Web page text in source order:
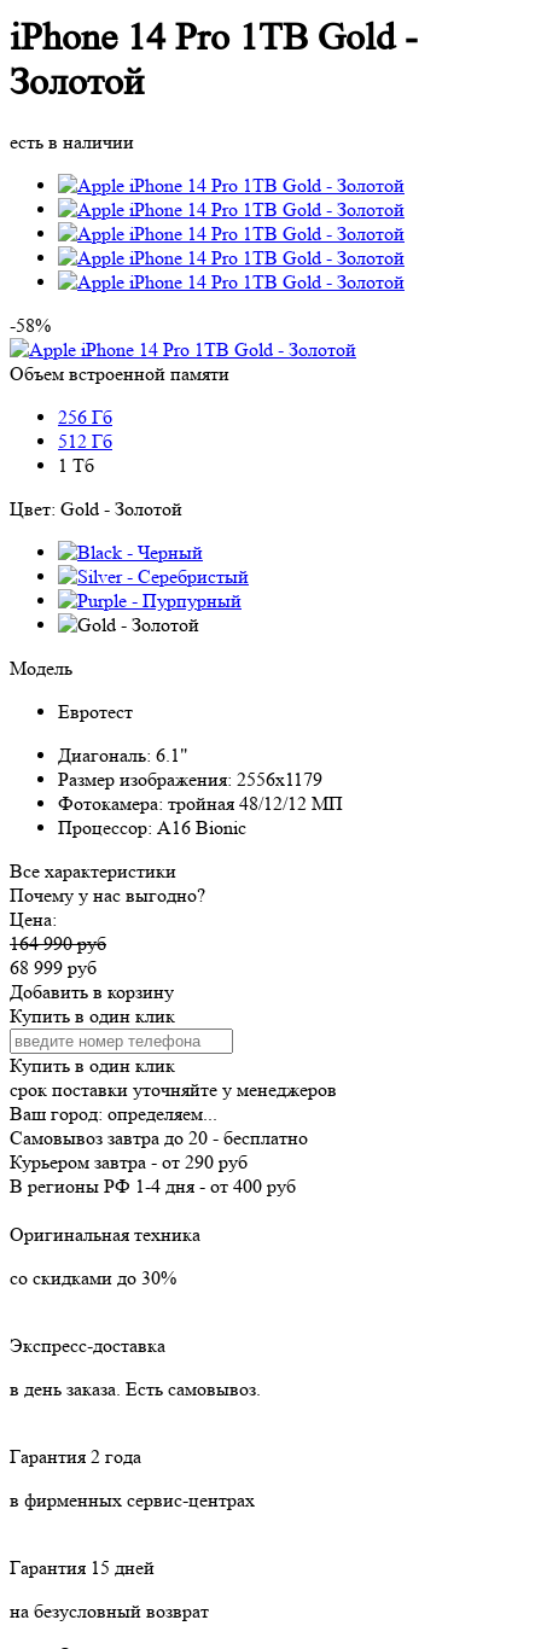
iPhone 14 Pro 1TB Gold -
Золотой
есть в наличии
-58%
Объем встроенной памяти
256 Гб
512 Гб
1 Тб
Цвет: Gold - Золотой
Модель
Евротест
Диагональ: 6.1"
Размер изображения: 2556x1179
Фотокамера: тройная 48/12/12 МП
Процессор: A16 Bionic
Все характеристики
Почему у нас выгодно?
Цена:
164 990 руб
68 999 руб
Добавить в корзину
Купить в один клик
Купить в один клик
срок поставки уточняйте у менеджеров
Ваш город: определяем...
Самовывоз завтра до 20 - бесплатно
Курьером завтра - от 290 руб
В регионы РФ 1-4 дня - от 400 руб
Оригинальная техника
со скидками до 30%
Экспресс-доставка
в день заказа. Есть самовывоз.
Гарантия 2 года
в фирменных сервис-центрах
Гарантия 15 дней
на безусловный возврат